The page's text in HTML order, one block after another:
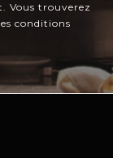
Vous trouverez
conditions